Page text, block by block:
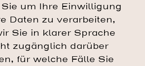
um Ihre Einwilligung
Daten zu verarbeiten,
Sie in klarer Sprache
zugänglich darüber
für welche Fälle Sie